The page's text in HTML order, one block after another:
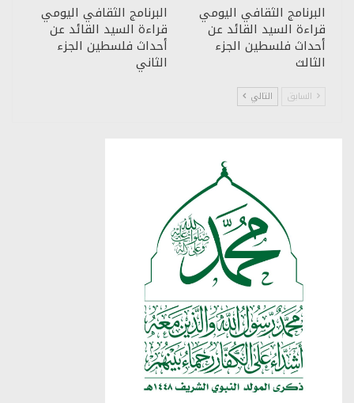
البرنامج الثقافي اليومي
قراءة السيد القائد عن
أحداث فلسطين الجزء
الثالث
البرنامج الثقافي اليومي
قراءة السيد القائد عن
أحداث فلسطين الجزء
الثاني
السابق التالي